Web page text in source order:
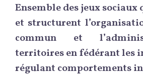
Ensemble des jeux
et structurent
commun et
territoires en fédérant les
régulant comportements